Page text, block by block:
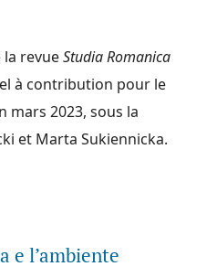
la revueStudia Romanica
à contribution pour le
mars 2023, sous la
et Marta Sukiennicka.
e l’ambiente